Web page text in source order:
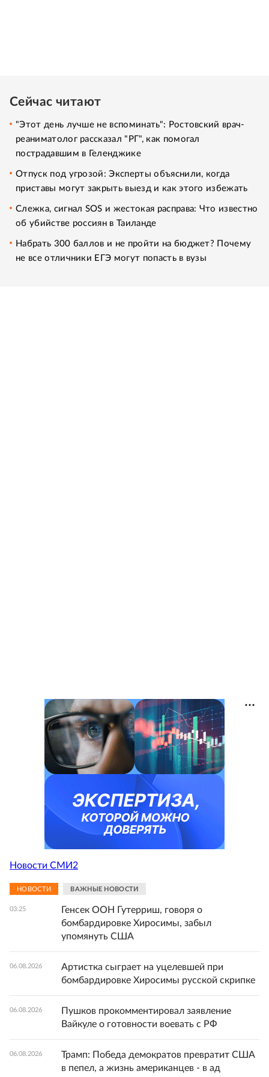
Сейчас читают
"Этот день лучше не вспоминать": Ростовский врач-
реаниматолог рассказал "РГ", как помогал
пострадавшим в Геленджике
Отпуск под угрозой: Эксперты объяснили, когда
приставы могут закрыть выезд и как этого избежать
Слежка, сигнал SOS и жестокая расправа: Что известно
об убийстве россиян в Таиланде
Набрать 300 баллов и не пройти на бюджет? Почему
не все отличники ЕГЭ могут попасть в вузы
Новости СМИ2
НОВОСТИ ВАЖНЫЕ НОВОСТИ
03:25
Генсек ООН Гутерриш, говоря о
бомбардировке Хиросимы, забыл
упомянуть США
06.08.2026
Артистка сыграет на уцелевшей при
бомбардировке Хиросимы русской скрипке
06.08.2026
Пушков прокомментировал заявление
Вайкуле о готовности воевать с РФ
06.08.2026
Трамп: Победа демократов превратит США
в пепел, а жизнь американцев - в ад